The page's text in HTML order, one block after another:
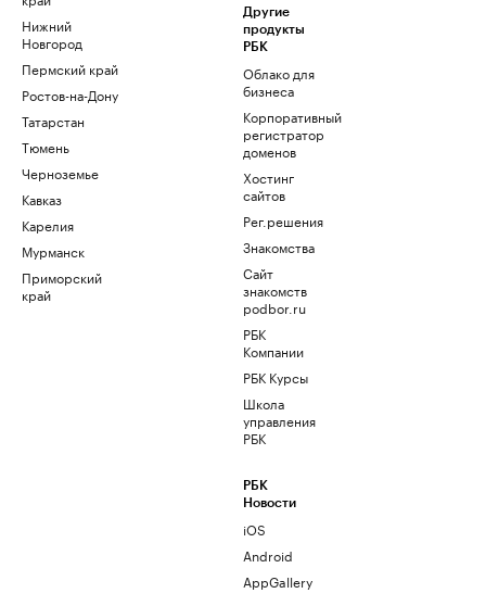
Нижний
Новгород
Пермский край
Ростов-на-Дону
Татарстан
Тюмень
Черноземье
Кавказ
Карелия
Мурманск
Приморский
край
Другие
продукты
РБК
Облако для
бизнеса
Корпоративный
регистратор
доменов
Хостинг
сайтов
Рег.решения
Знакомства
Сайт
знакомств
podbor.ru
РБК
Компании
РБК Курсы
Школа
управления
РБК
РБК
Новости
iOS
Android
AppGallery